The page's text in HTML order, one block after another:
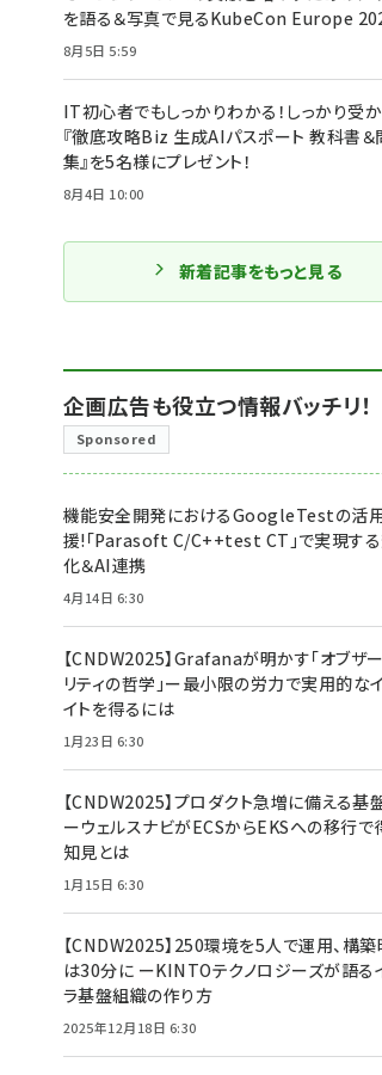
を語る＆写真で見るKubeCon Europe
8月5日 5:59
IT初心者でもしっかりわかる！しっかり受か
『徹底攻略Biz 生成AIパスポート 教科書＆
集』を5名様にプレゼント！
8月4日 10:00
新着記事をもっと見る
企画広告も役立つ情報バッチリ！
Sponsored
機能安全開発におけるGoogleTestの活
援!「Parasoft C/C++test CT」で実現す
化＆AI連携
4月14日 6:30
【CNDW2025】Grafanaが明かす「オブザ
リティの哲学」ー最小限の労力で実用的な
イトを得るには
1月23日 6:30
【CNDW2025】プロダクト急増に備える基
ーウェルスナビがECSからEKSへの移行で
知見とは
1月15日 6:30
【CNDW2025】250環境を5人で運用、構
は30分に ーKINTOテクノロジーズが語る
ラ基盤組織の作り方
2025年12月18日 6:30